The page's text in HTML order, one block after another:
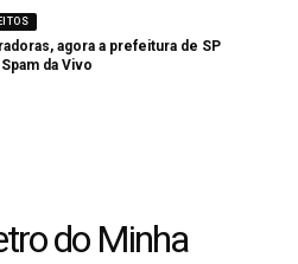
agora a prefeitura de SP
da Vivo
do Minha